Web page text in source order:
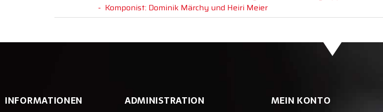
- Komponist: Dominik Märchy und Heiri Meier
INFORMATIONEN ADMINISTRATION MEIN KONTO